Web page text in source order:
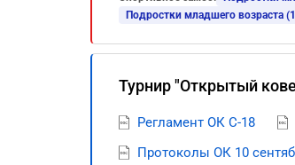
Подростки младшего возраста
Турнир "Открытый
Регламент ОК С-18
Протоколы ОК 10